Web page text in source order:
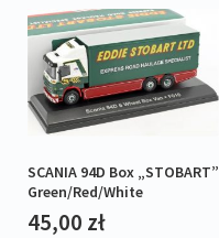
SCANIA 94D Box „STOBART”
Green/Red/White
45,00 zł